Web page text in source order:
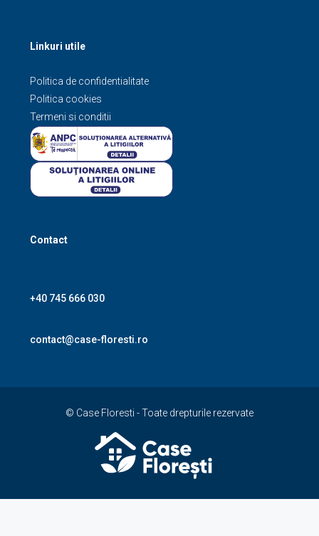
Linkuri utile
Politica de confidentialitate
Politica cookies
Termeni si conditii
Contact
+40 745 666 030
contact@case-floresti.ro
© Case Floresti - Toate drepturile rezervate